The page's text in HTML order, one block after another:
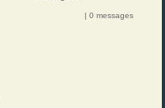
| 0 messages